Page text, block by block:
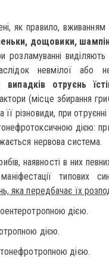
як правило,
дощовики,
розламуванні
невмілої або
випадків отруєнь
(місце збирання
її різновиди, при
дією:
нервова система.
наявності в них
типових
яка передбачає їх
дією.
дією.
дією.